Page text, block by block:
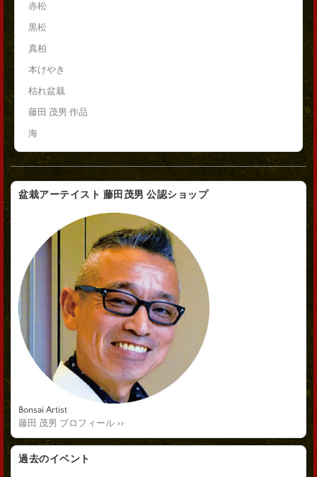
赤松
黒松
真柏
本けやき
枯れ盆栽
藤田 茂男 作品
海
盆栽アーテイスト 藤田茂男 公認ショップ
Bonsai Artist
藤田 茂男 プロフィール >>
過去のイベント